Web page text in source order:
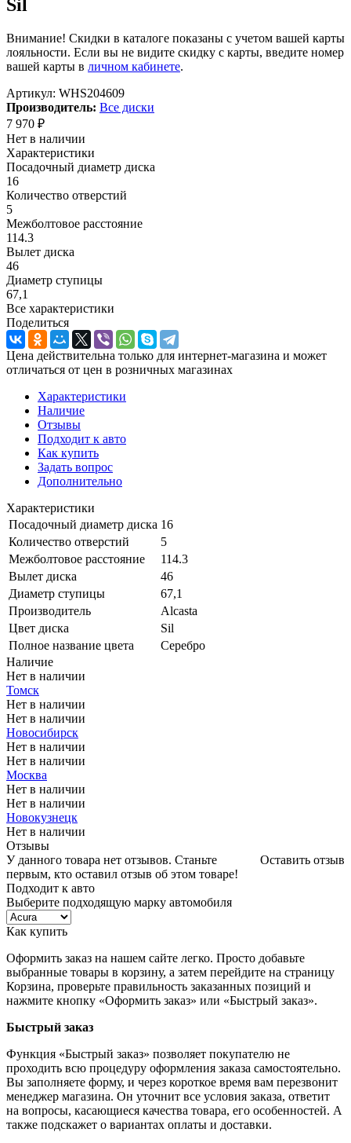
Sil
Внимание! Скидки в каталоге показаны с учетом вашей карты
лояльности. Если вы не видите скидку с карты, введите номер
вашей карты в личном кабинете.
Артикул: WHS204609
Производитель: Все диски
7 970 ₽
Нет в наличии
Характеристики
Посадочный диаметр диска
16
Количество отверстий
5
Межболтовое расстояние
114.3
Вылет диска
46
Диаметр ступицы
67,1
Все характеристики
Поделиться
Цена действительна только для интернет-магазина и может
отличаться от цен в розничных магазинах
Характеристики
Наличие
Отзывы
Подходит к авто
Как купить
Задать вопрос
Дополнительно
Характеристики
Посадочный диаметр диска 16
Количество отверстий
5
Межболтовое расстояние
114.3
Вылет диска
46
Диаметр ступицы
67,1
Производитель
Alcasta
Цвет диска
Sil
Полное название цвета
Серебро
Наличие
Нет в наличии
Томск
Нет в наличии
Нет в наличии
Новосибирск
Нет в наличии
Нет в наличии
Москва
Нет в наличии
Нет в наличии
Новокузнецк
Нет в наличии
Отзывы
Оставить отзыв
У данного товара нет отзывов. Станьте
первым, кто оставил отзыв об этом товаре!
Подходит к авто
Выберите подходящую марку автомобиля
Как купить
Оформить заказ на нашем сайте легко. Просто добавьте
выбранные товары в корзину, а затем перейдите на страницу
Корзина, проверьте правильность заказанных позиций и
нажмите кнопку «Оформить заказ» или «Быстрый заказ».
Быстрый заказ
Функция «Быстрый заказ» позволяет покупателю не
проходить всю процедуру оформления заказа самостоятельно.
Вы заполняете форму, и через короткое время вам перезвонит
менеджер магазина. Он уточнит все условия заказа, ответит
на вопросы, касающиеся качества товара, его особенностей. А
также подскажет о вариантах оплаты и доставки.